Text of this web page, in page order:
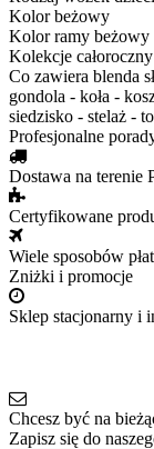
Kolor beżowy
Kolor ramy beżowy
Kolekcje
Co zawiera blenda
gondola - koła -
siedzisko - stelaż -
Profesjonalne
Dostawa na terenie
Certyfikowane
Wiele sposobów
Zniżki i promocje
Sklep stacjonarny i
Chcesz być na
Zapisz się do